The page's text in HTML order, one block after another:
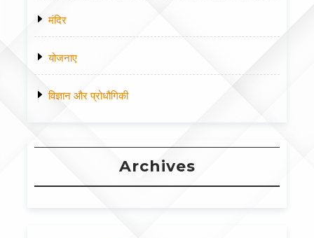
मंदिर
योजनाए
विज्ञान और प्रोधौगिकी
Archives